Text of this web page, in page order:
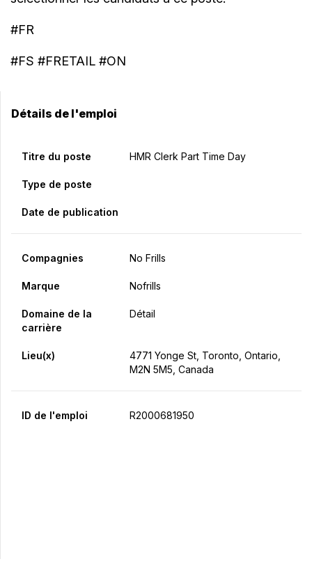
#FR
#FS #FRETAIL #ON
Détails de l'emploi
Titre du poste HMR Clerk Part Time Day
Type de poste
Date de publication
Compagnies No Frills
Marque Nofrills
Domaine de la
carrière
Détail
Lieu(x)
4771 Yonge St, Toronto, Ontario,
M2N 5M5, Canada
ID de l'emploi R2000681950